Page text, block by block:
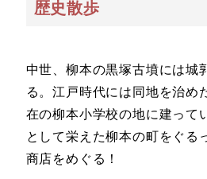
歴史散歩
中世、柳本の黒塚古墳には城
る。江戸時代には同地を治め
在の柳本小学校の地に建って
として栄えた柳本の町をぐる
商店をめぐる！